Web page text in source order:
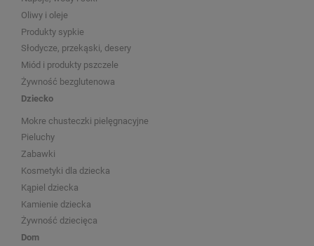
Oliwy i oleje
Produkty sypkie
Słodycze, przekąski, desery
Miód i produkty pszczele
Żywność bezglutenowa
Dziecko
Mokre chusteczki pielęgnacyjne
Pieluchy
Zabawki
Kosmetyki dla dziecka
Kąpiel dziecka
Kamienie dziecka
Żywność dziecięca
Dom